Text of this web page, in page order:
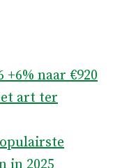
naar €920
art ter